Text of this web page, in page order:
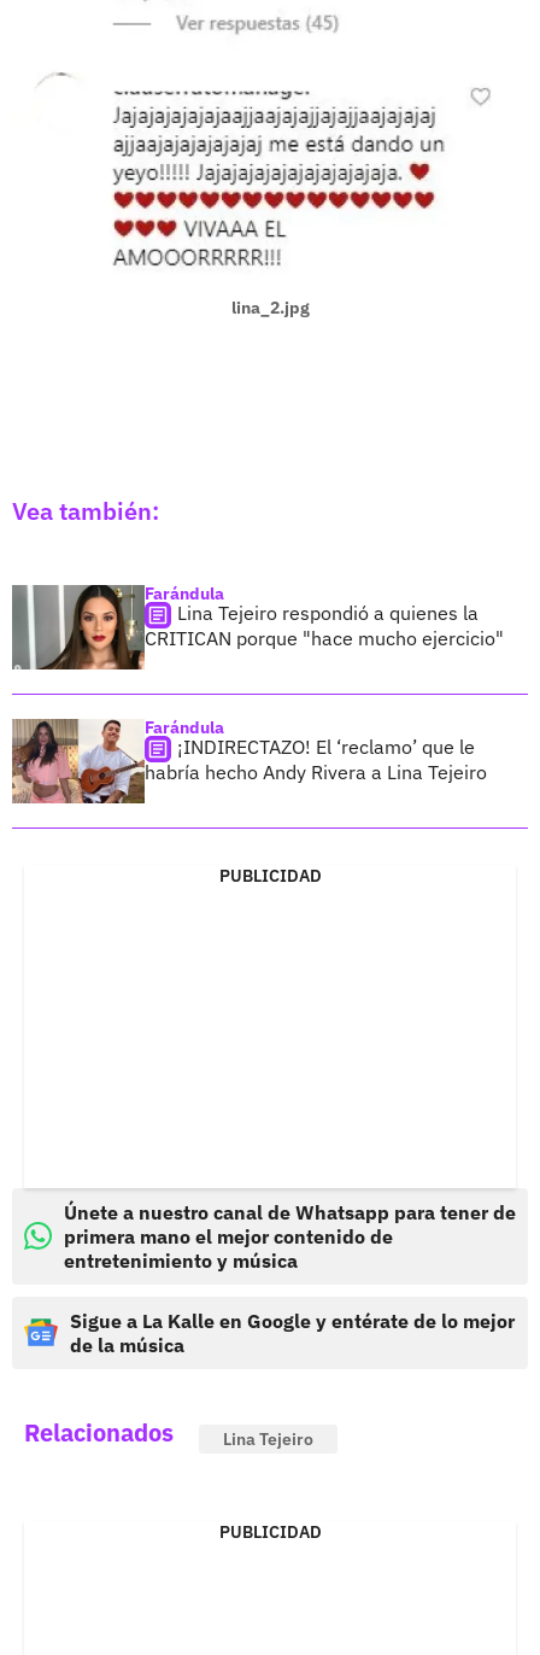
lina_2.jpg
Vea también:
Farándula
Lina Tejeiro respondió a quienes la
CRITICAN porque "hace mucho ejercicio"
Farándula
¡INDIRECTAZO! El ‘reclamo’ que le
habría hecho Andy Rivera a Lina Tejeiro
PUBLICIDAD
Únete a nuestro canal de Whatsapp para tener de
primera mano el mejor contenido de
entretenimiento y música
Sigue a La Kalle en Google y entérate de lo mejor
de la música
Relacionados Lina Tejeiro
PUBLICIDAD